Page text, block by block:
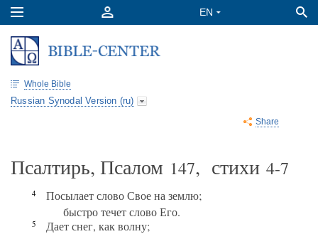
Whole Bible
Russian Synodal Version (ru)
Share
Псалтирь, Псалом 147, стихи 4-7
4
Посылает слово Свое на землю;
быстро течет слово Его.
5
Дает снег, как волну;